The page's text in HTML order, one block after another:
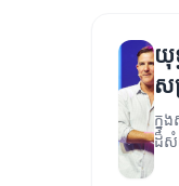
យុ
ស
ក្នុ
ដ៏សំ